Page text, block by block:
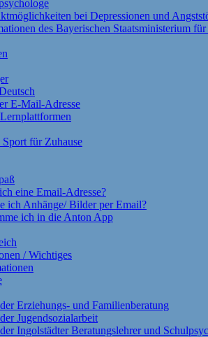
bei Depressionen und
des Bayerischen Staatsministerium
E-Mail-Adresse
für Zuhause
eine Email-Adresse?
ich Anhänge/ Bilder per Email?
ich in die Anton App
/ Wichtiges
Erziehungs- und Familienberatung
Jugendsozialarbeit
Ingolstädter Beratungslehrer und